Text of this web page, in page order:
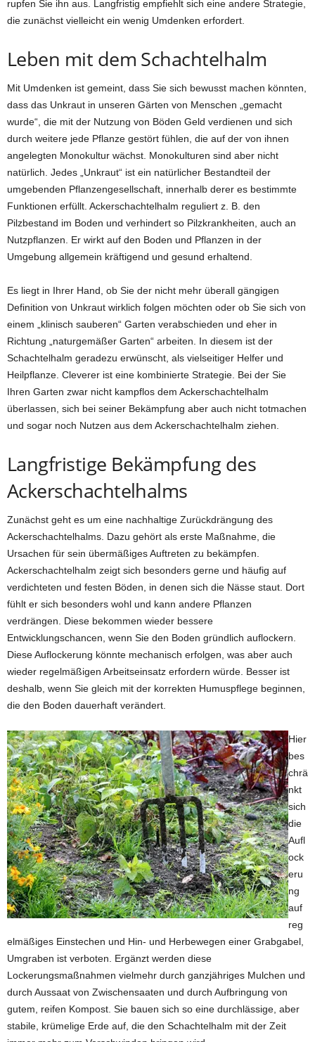
rupfen Sie ihn aus. Langfristig empfiehlt sich eine andere Strategie,
die zunächst vielleicht ein wenig Umdenken erfordert.
Leben mit dem Schachtelhalm
Mit Umdenken ist gemeint, dass Sie sich bewusst machen könnten,
dass das Unkraut in unseren Gärten von Menschen „gemacht
wurde“, die mit der Nutzung von Böden Geld verdienen und sich
durch weitere jede Pflanze gestört fühlen, die auf der von ihnen
angelegten Monokultur wächst. Monokulturen sind aber nicht
natürlich. Jedes „Unkraut“ ist ein natürlicher Bestandteil der
umgebenden Pflanzengesellschaft, innerhalb derer es bestimmte
Funktionen erfüllt. Ackerschachtelhalm reguliert z. B. den
Pilzbestand im Boden und verhindert so Pilzkrankheiten, auch an
Nutzpflanzen. Er wirkt auf den Boden und Pflanzen in der
Umgebung allgemein kräftigend und gesund erhaltend.
Es liegt in Ihrer Hand, ob Sie der nicht mehr überall gängigen
Definition von Unkraut wirklich folgen möchten oder ob Sie sich von
einem „klinisch sauberen“ Garten verabschieden und eher in
Richtung „naturgemäßer Garten“ arbeiten. In diesem ist der
Schachtelhalm geradezu erwünscht, als vielseitiger Helfer und
Heilpflanze. Cleverer ist eine kombinierte Strategie. Bei der Sie
Ihren Garten zwar nicht kampflos dem Ackerschachtelhalm
überlassen, sich bei seiner Bekämpfung aber auch nicht totmachen
und sogar noch Nutzen aus dem Ackerschachtelhalm ziehen.
Langfristige Bekämpfung des
Ackerschachtelhalms
Zunächst geht es um eine nachhaltige Zurückdrängung des
Ackerschachtelhalms. Dazu gehört als erste Maßnahme, die
Ursachen für sein übermäßiges Auftreten zu bekämpfen.
Ackerschachtelhalm zeigt sich besonders gerne und häufig auf
verdichteten und festen Böden, in denen sich die Nässe staut. Dort
fühlt er sich besonders wohl und kann andere Pflanzen
verdrängen. Diese bekommen wieder bessere
Entwicklungschancen, wenn Sie den Boden gründlich auflockern.
Diese Auflockerung könnte mechanisch erfolgen, was aber auch
wieder regelmäßigen Arbeitseinsatz erfordern würde. Besser ist
deshalb, wenn Sie gleich mit der korrekten Humuspflege beginnen,
die den Boden dauerhaft verändert.
Hier
bes
chrä
nkt
sich
die
Aufl
ock
eru
ng
auf
reg
elmäßiges Einstechen und Hin- und Herbewegen einer Grabgabel,
Umgraben ist verboten. Ergänzt werden diese
Lockerungsmaßnahmen vielmehr durch ganzjähriges Mulchen und
durch Aussaat von Zwischensaaten und durch Aufbringung von
gutem, reifen Kompost. Sie bauen sich so eine durchlässige, aber
stabile, krümelige Erde auf, die den Schachtelhalm mit der Zeit